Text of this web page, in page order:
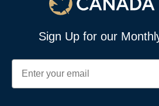
Sign Up for our
Email